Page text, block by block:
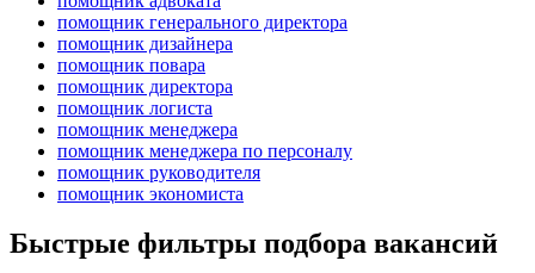
помощник генерального директора
помощник дизайнера
помощник повара
помощник директора
помощник логиста
помощник менеджера
помощник менеджера по персоналу
помощник руководителя
помощник экономиста
Быстрые фильтры подбора вакансий